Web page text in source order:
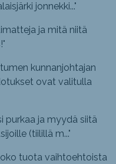
jonnekki..."
ja mitä niitä
"
kunnanjohtajan
ovat valitulla
purkaa ja myydä siitä
(tiilillä m..."
tuota vaihtoehtoista